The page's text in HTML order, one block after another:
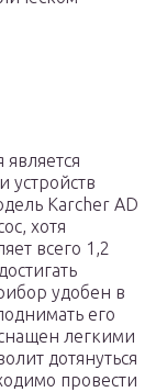
устройств
Karcher AD
хотя
всего 1,2
удобен в
его
легкими
дотянуться
провести